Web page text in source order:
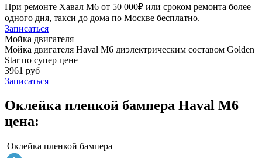
При ремонте Хавал М6 от 50 000₽ или сроком ремонта более
одного дня, такси до дома по Москве бесплатно.
Записаться
Мойка двигателя
Мойка двигателя Haval M6 диэлектрическим составом Golden
Star по супер цене
3961 руб
Записаться
Оклейка пленкой бампера Haval M6
цена:
Оклейка пленкой бампера